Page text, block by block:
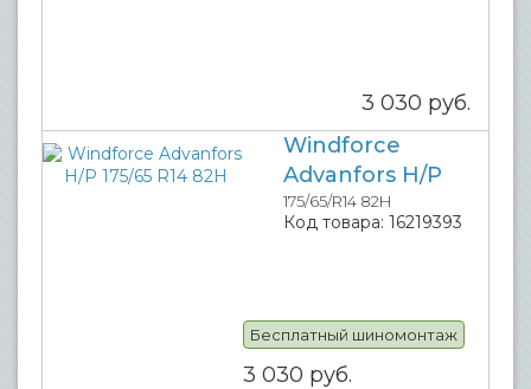
3 030 руб.
Windforce
Advanfors H/P
175/65/R14 82H
Код товара: 16219393
Бесплатный шиномонтаж
3 030 руб.